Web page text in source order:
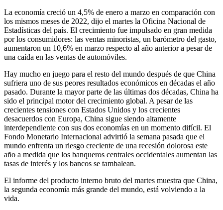
La economía creció un 4,5% de enero a marzo en comparación con
los mismos meses de 2022, dijo el martes la Oficina Nacional de
Estadísticas del país. El crecimiento fue impulsado en gran medida
por los consumidores: las ventas minoristas, un barómetro del gasto,
aumentaron un 10,6% en marzo respecto al año anterior a pesar de
una caída en las ventas de automóviles.
Hay mucho en juego para el resto del mundo después de que China
sufriera uno de sus peores resultados económicos en décadas el año
pasado. Durante la mayor parte de las últimas dos décadas, China ha
sido el principal motor del crecimiento global. A pesar de las
crecientes tensiones con Estados Unidos y los crecientes
desacuerdos con Europa, China sigue siendo altamente
interdependiente con sus dos economías en un momento difícil. El
Fondo Monetario Internacional advirtió la semana pasada que el
mundo enfrenta un riesgo creciente de una recesión dolorosa este
año a medida que los banqueros centrales occidentales aumentan las
tasas de interés y los bancos se tambalean.
El informe del producto interno bruto del martes muestra que China,
la segunda economía más grande del mundo, está volviendo a la
vida.